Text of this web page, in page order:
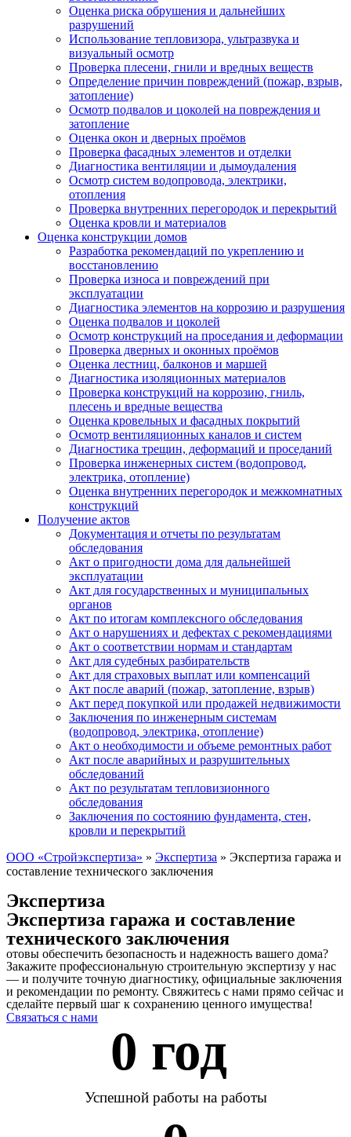
Оценка риска обрушения и дальнейших
разрушений
Использование тепловизора, ультразвука и
визуальный осмотр
Проверка плесени, гнили и вредных веществ
Определение причин повреждений (пожар, взрыв,
затопление)
Осмотр подвалов и цоколей на повреждения и
затопление
Оценка окон и дверных проёмов
Проверка фасадных элементов и отделки
Диагностика вентиляции и дымоудаления
Осмотр систем водопровода, электрики,
отопления
Проверка внутренних перегородок и перекрытий
Оценка кровли и материалов
Оценка конструкции домов
Разработка рекомендаций по укреплению и
восстановлению
Проверка износа и повреждений при
эксплуатации
Диагностика элементов на коррозию и разрушения
Оценка подвалов и цоколей
Осмотр конструкций на проседания и деформации
Проверка дверных и оконных проёмов
Оценка лестниц, балконов и маршей
Диагностика изоляционных материалов
Проверка конструкций на коррозию, гниль,
плесень и вредные вещества
Оценка кровельных и фасадных покрытий
Осмотр вентиляционных каналов и систем
Диагностика трещин, деформаций и проседаний
Проверка инженерных систем (водопровод,
электрика, отопление)
Оценка внутренних перегородок и межкомнатных
конструкций
Получение актов
Документация и отчеты по результатам
обследования
Акт о пригодности дома для дальнейшей
эксплуатации
Акт для государственных и муниципальных
органов
Акт по итогам комплексного обследования
Акт о нарушениях и дефектах с рекомендациями
Акт о соответствии нормам и стандартам
Акт для судебных разбирательств
Акт для страховых выплат или компенсаций
Акт после аварий (пожар, затопление, взрыв)
Акт перед покупкой или продажей недвижимости
Заключения по инженерным системам
(водопровод, электрика, отопление)
Акт о необходимости и объеме ремонтных работ
Акт после аварийных и разрушительных
обследований
Акт по результатам тепловизионного
обследования
Заключения по состоянию фундамента, стен,
кровли и перекрытий
ООО «Стройэкспертиза» » Экспертиза » Экспертиза гаража и
составление технического заключения
Экспертиза
Экспертиза гаража и составление
технического заключения
отовы обеспечить безопасность и надежность вашего дома?
Закажите профессиональную строительную экспертизу у нас
— и получите точную диагностику, официальные заключения
и рекомендации по ремонту. Свяжитесь с нами прямо сейчас и
сделайте первый шаг к сохранению ценного имущества!
Связаться с нами
0 год
Успешной работы на работы